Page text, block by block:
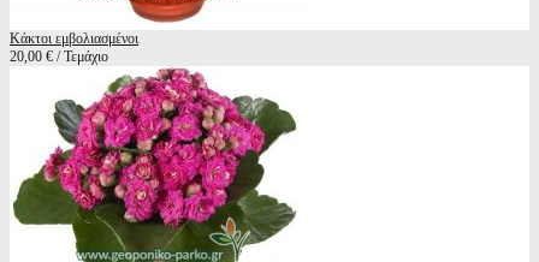
Κάκτοι εμβολιασμένοι
20,00 € / Τεμάχιο